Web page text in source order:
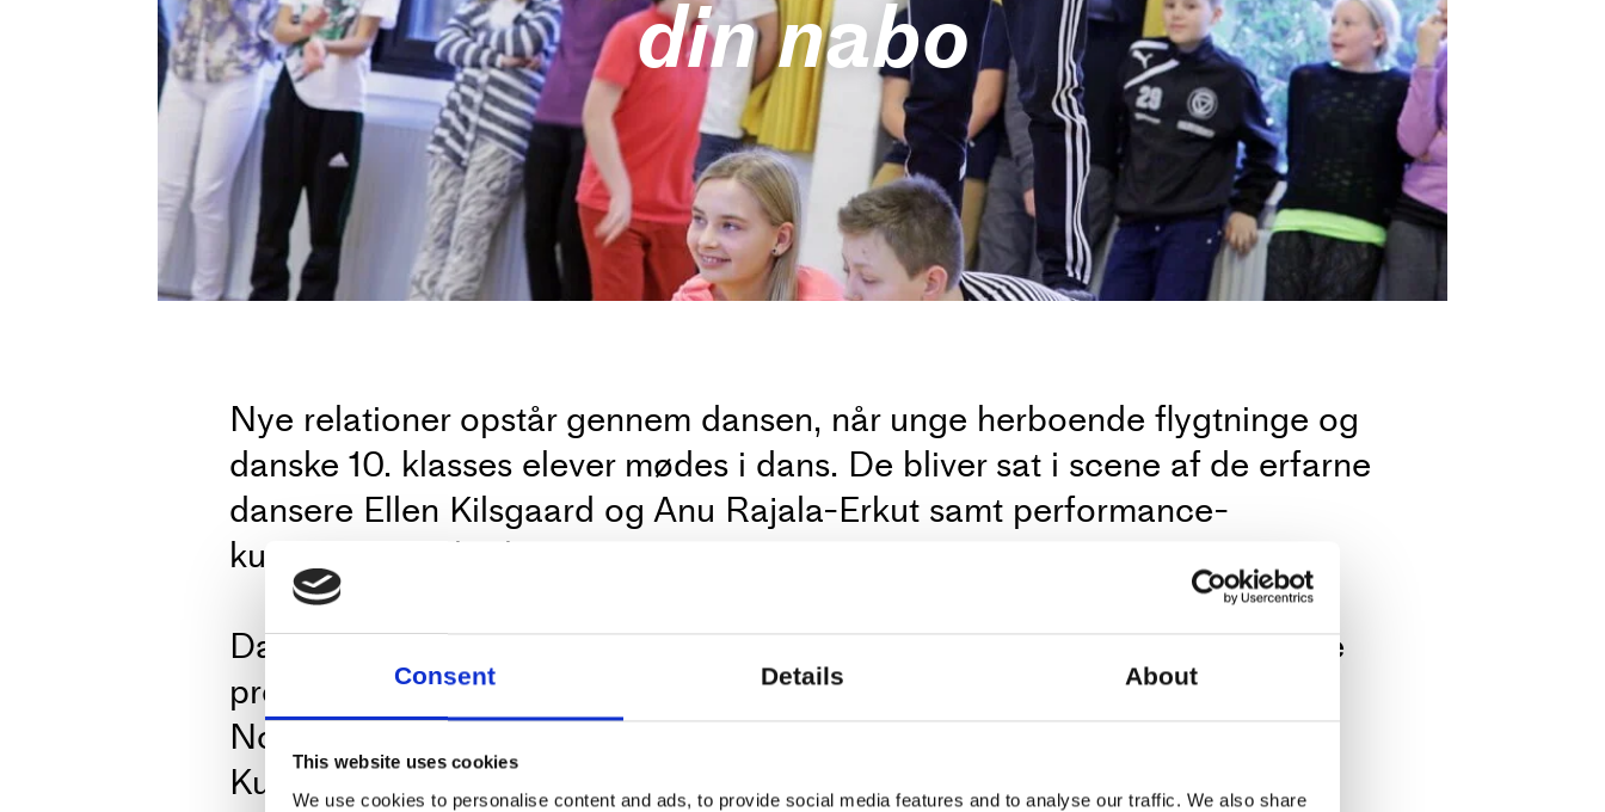
Consent Details About
This website uses cookies
We use cookies to personalise content and ads, to provide social media features and to analyse our traffic. We also share
din nabo
Nye relationer opstår gennem dansen, når unge herboende flygtninge og
danske 10. klasses elever mødes i dans. De bliver sat i scene af de erfarne
dansere Ellen Kilsgaard og Anu Rajala-Erkut samt performance-
kunstneren Lilibeth Cuenca Rasmussen.
Dans med din nabo i Dansefyrtårn ROK er en del af det landsdækkende
projekt, Ta’ fat om dansen, der ledes af Dansehallerne og er støttet af
Nordea-fonden (2014-2017). Dansefyrtårn ROK er desuden støttet af
Kulturregion Midt- og Vestsjælland.